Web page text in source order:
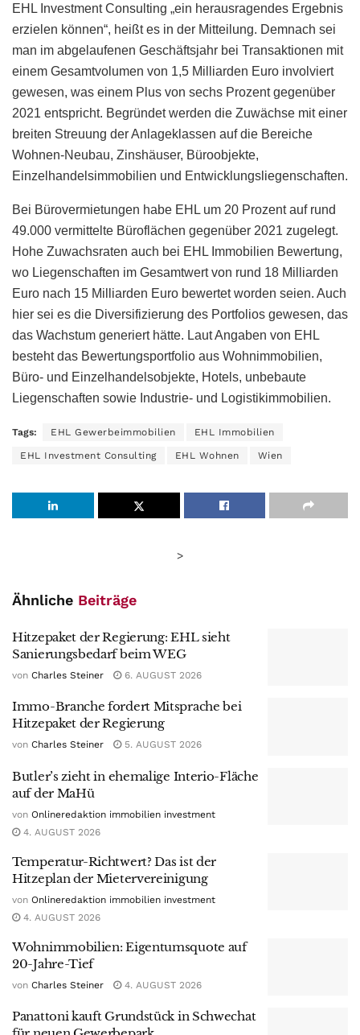
EHL Investment Consulting „ein herausragendes Ergebnis
erzielen können“, heißt es in der Mitteilung. Demnach sei
man im abgelaufenen Geschäftsjahr bei Transaktionen mit
einem Gesamtvolumen von 1,5 Milliarden Euro involviert
gewesen, was einem Plus von sechs Prozent gegenüber
2021 entspricht. Begründet werden die Zuwächse mit einer
breiten Streuung der Anlageklassen auf die Bereiche
Wohnen-Neubau, Zinshäuser, Büroobjekte,
Einzelhandelsimmobilien und Entwicklungsliegenschaften.
Bei Bürovermietungen habe EHL um 20 Prozent auf rund
49.000 vermittelte Büroflächen gegenüber 2021 zugelegt.
Hohe Zuwachsraten auch bei EHL Immobilien Bewertung,
wo Liegenschaften im Gesamtwert von rund 18 Milliarden
Euro nach 15 Milliarden Euro bewertet worden seien. Auch
hier sei es die Diversifizierung des Portfolios gewesen, das
das Wachstum generiert hätte. Laut Angaben von EHL
besteht das Bewertungsportfolio aus Wohnimmobilien,
Büro- und Einzelhandelsobjekte, Hotels, unbebaute
Liegenschaften sowie Industrie- und Logistikimmobilien.
Tags: EHL Gewerbeimmobilien EHL Immobilien
EHL Investment Consulting EHL Wohnen Wien
>
Ähnliche Beiträge
Hitzepaket der Regierung: EHL sieht
Sanierungsbedarf beim WEG
von Charles Steiner 6. AUGUST 2026
Immo-Branche fordert Mitsprache bei
Hitzepaket der Regierung
von Charles Steiner 5. AUGUST 2026
Butler’s zieht in ehemalige Interio-Fläche
auf der MaHü
von Onlineredaktion immobilien investment
4. AUGUST 2026
Temperatur-Richtwert? Das ist der
Hitzeplan der Mietervereinigung
von Onlineredaktion immobilien investment
4. AUGUST 2026
Wohnimmobilien: Eigentumsquote auf
20-Jahre-Tief
von Charles Steiner 4. AUGUST 2026
Panattoni kauft Grundstück in Schwechat